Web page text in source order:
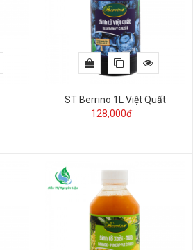
ST Berrino 1L Việt Quất
128,000đ